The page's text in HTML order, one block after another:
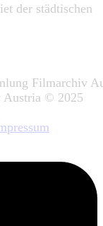
der städtischen
Filmarchiv
Austria © 2025